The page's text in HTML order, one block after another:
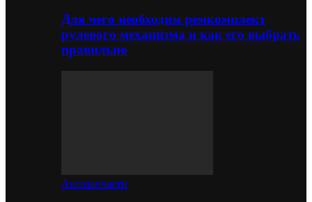
Для чего необходим ремкомплект
рулевого механизма и как его выбрать
правильно
Автозапчасти